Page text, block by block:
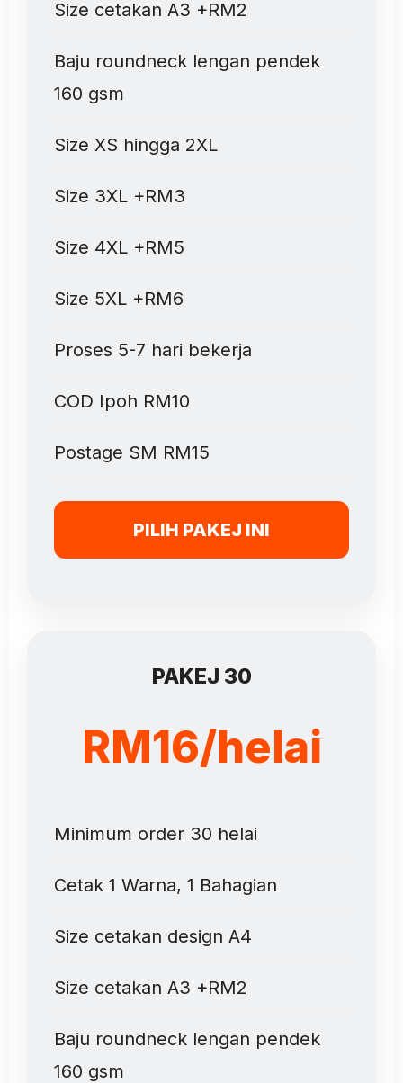
Size cetakan A3 +RM2
Baju roundneck lengan pendek
160 gsm
Size XS hingga 2XL
Size 3XL +RM3
Size 4XL +RM5
Size 5XL +RM6
Proses 5-7 hari bekerja
COD Ipoh RM10
Postage SM RM15
PILIH PAKEJ INI
PAKEJ 30
RM16/helai
Minimum order 30 helai
Cetak 1 Warna, 1 Bahagian
Size cetakan design A4
Size cetakan A3 +RM2
Baju roundneck lengan pendek
160 gsm